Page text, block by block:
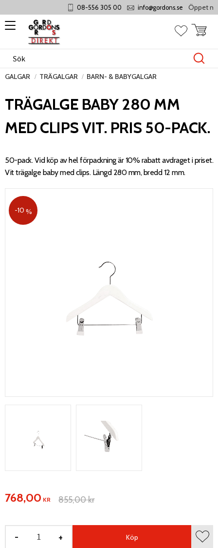
Meny
08-556 305 00 info@gordons.se Öppet
Favoriter
GALGAR TRÄGALGAR BARN- & BABYGALGAR
TRÄGALGE BABY 280 MM
MED CLIPS VIT. PRIS 50-PACK.
50-pack. Vid köp av hel förpackning är 10% rabatt avdraget i priset.
Vit trägalge baby med clips. Längd 280 mm, bredd 12 mm.
10 %
Nedsatt pris:
768,00 KR Ordinarie pris:
855,00kr
+
- Köp